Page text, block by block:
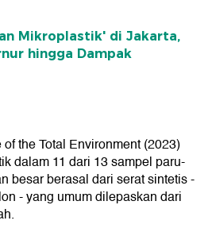
Mikroplastik' di Jakarta,
hingga Dampak
the Total Environment (2023)
dalam 11 dari 13 sampel paru-
besar berasal dari serat sintetis -
- yang umum dilepaskan dari